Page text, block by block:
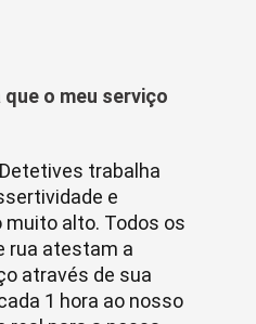
o meu serviço
trabalha
e
alto. Todos os
rua atestam a
através de sua
1 hora ao nosso